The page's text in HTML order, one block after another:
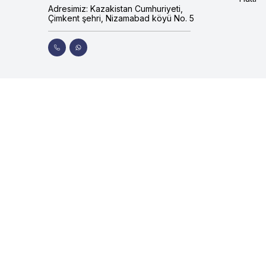
Adresimiz: Kazakistan Cumhuriyeti,
Çimkent şehri, Nizamabad köyü No. 5